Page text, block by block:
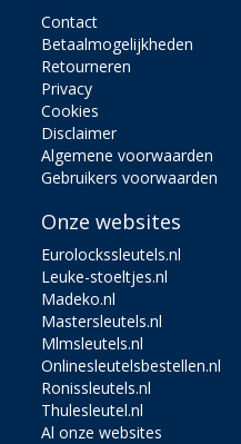
Contact
Betaalmogelijkheden
Retourneren
Privacy
Cookies
Disclaimer
Algemene voorwaarden
Gebruikers voorwaarden
Onze websites
Eurolockssleutels.nl
Leuke-stoeltjes.nl
Madeko.nl
Mastersleutels.nl
Mlmsleutels.nl
Onlinesleutelsbestellen.nl
Ronissleutels.nl
Thulesleutel.nl
Al onze websites